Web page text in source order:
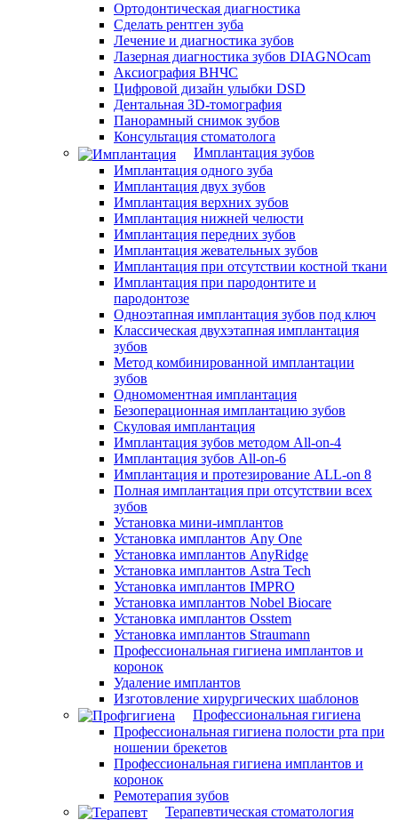
Ортодонтическая диагностика
Сделать рентген зуба
Лечение и диагностика зубов
Лазерная диагностика зубов DIAGNOcam
Аксиография ВНЧС
Цифровой дизайн улыбки DSD
Дентальная 3D-томография
Панорамный снимок зубов
Консультация стоматолога
Имплантация зубов
Имплантация одного зуба
Имплантация двух зубов
Имплантация верхних зубов
Имплантация нижней челюсти
Имплантация передних зубов
Имплантация жевательных зубов
Имплантация при отсутствии костной ткани
Имплантация при пародонтите и
пародонтозе
Одноэтапная имплантация зубов под ключ
Классическая двухэтапная имплантация
зубов
Метод комбинированной имплантации
зубов
Одномоментная имплантация
Безоперационная имплантацию зубов
Скуловая имплантация
Имплантация зубов методом All-on-4
Имплантация зубов All-on-6
Имплантация и протезирование ALL-on 8
Полная имплантация при отсутствии всех
зубов
Установка мини-имплантов
Установка имплантов Any One
Установка имплантов AnyRidge
Установка имплантов Astra Tech
Установка имплантов IMPRO
Установка имплантов Nobel Biocare
Установка имплантов Osstem
Установка имплантов Straumann
Профессиональная гигиена имплантов и
коронок
Удаление имплантов
Изготовление хирургических шаблонов
Профессиональная гигиена
Профессиональная гигиена полости рта при
ношении брекетов
Профессиональная гигиена имплантов и
коронок
Ремотерапия зубов
Терапевтическая стоматология